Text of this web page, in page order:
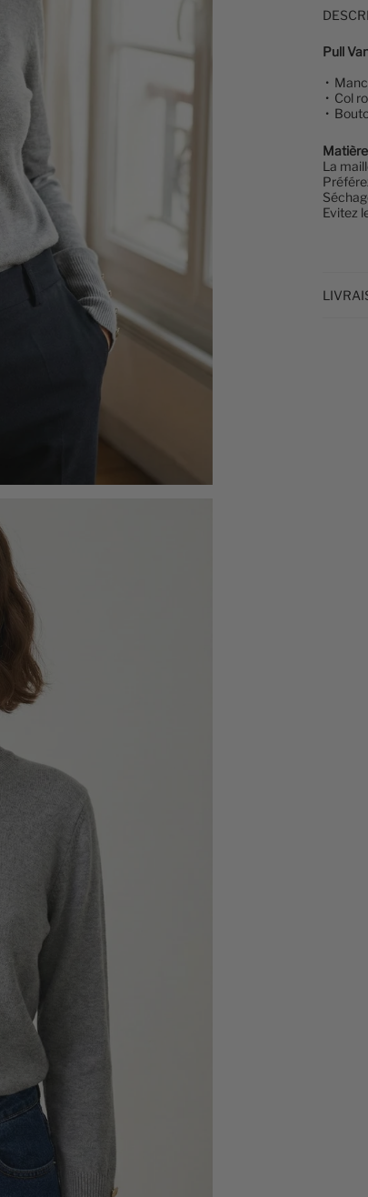
Pull
•
• Col
•
La
Evitez